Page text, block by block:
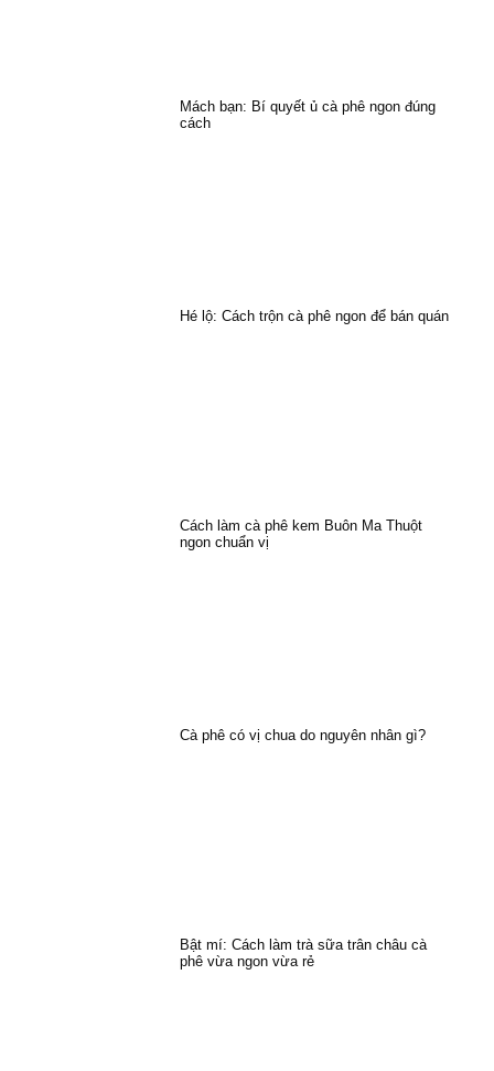
Mách bạn: Bí quyết ủ cà phê ngon đúng
cách
Hé lộ: Cách trộn cà phê ngon để bán quán
Cách làm cà phê kem Buôn Ma Thuột
ngon chuẩn vị
Cà phê có vị chua do nguyên nhân gì?
Bật mí: Cách làm trà sữa trân châu cà
phê vừa ngon vừa rẻ